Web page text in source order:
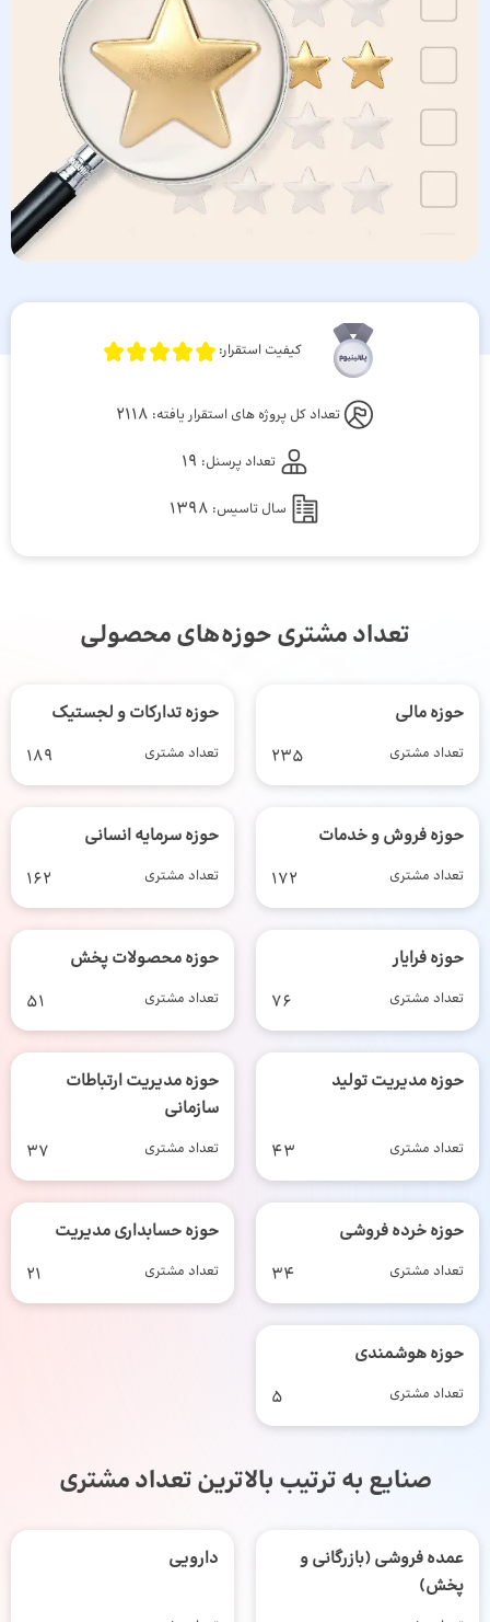
کیفیت استقرار:
تعداد کل پروژه های استقرار یافته: 2118
تعداد پرسنل: 19
سال تاسیس: 1398
تعداد مشتری حوزه‌های محصولی
حوزه مالی
تعداد مشتری 235
حوزه تدارکات و لجستیک
تعداد مشتری 189
حوزه فروش و خدمات
تعداد مشتری 172
حوزه سرمایه انسانی
تعداد مشتری 162
حوزه فرایار
تعداد مشتری 76
حوزه محصولات پخش
تعداد مشتری 51
حوزه مدیریت تولید
تعداد مشتری 43
حوزه مدیریت ارتباطات
سازمانی
تعداد مشتری 37
حوزه خرده فروشی
تعداد مشتری 34
حوزه حسابداری مدیریت
تعداد مشتری 21
حوزه هوشمندی
تعداد مشتری 5
صنایع به ترتیب بالاترین تعداد مشتری
عمده فروشی (بازرگانی و
پخش)
دارویی